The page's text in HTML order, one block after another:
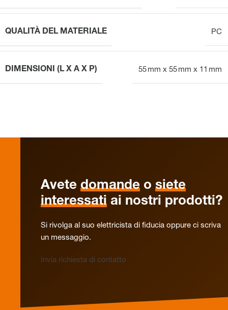
QUALITÀ DEL MATERIALE PC
DIMENSIONI (L X A X P) 55 mm x 55 mm x 11 mm
Avete domande o siete
interessati ai nostri prodotti?
Si rivolga al suo elettricista di fiducia oppure ci scriva
un messaggio.
Invia richiesta di contatto